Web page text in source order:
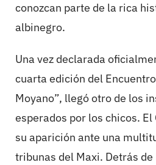
conozcan parte de la rica
albinegro.
Una vez declarada
cuarta edición del
Moyano”, llegó otro de los
esperados por los chicos.
su aparición ante una
tribunas del Maxi. Detrás